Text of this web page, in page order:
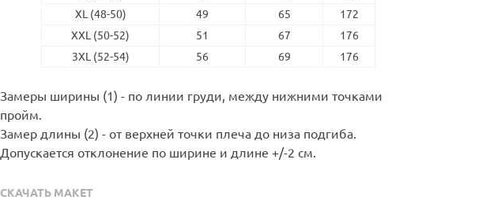
XL (48-50)
49 65
172
XXL (50-52)
51 67
176
3XL (52-54)
56 69 176
Замеры ширины (1) - по линии груди, между нижними точками
пройм.
Замер длины (2) - от верхней точки плеча до низа подгиба.
Допускается отклонение по ширине и длине +/-2 см.
СКАЧАТЬ МАКЕТ